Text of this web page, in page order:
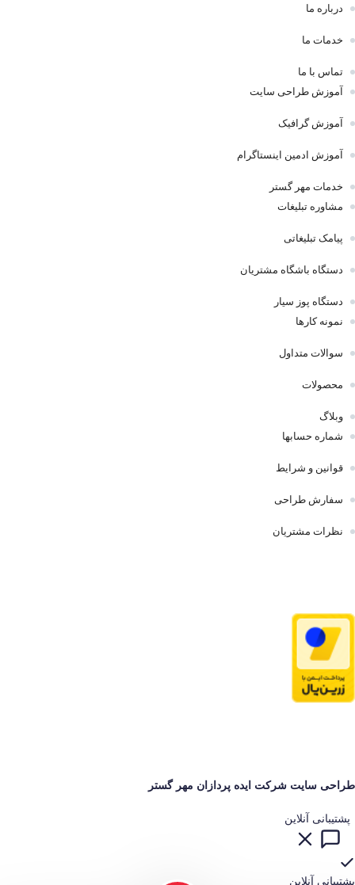
درباره ما
خدمات ما
تماس با ما
آموزش طراحی سایت
آموزش گرافیک
آموزش ادمین اینستاگرام
خدمات مهر گستر
مشاوره تبلیغات
پیامک تبلیغاتی
دستگاه باشگاه مشتریان
دستگاه پوز سیار
نمونه کارها
سوالات متداول
محصولات
وبلاگ
شماره حسابها
قوانین و شرایط
سفارش طراحی
نظرات مشتریان
طراحی سایت شرکت ایده پردازان مهر گستر
پشتیبانی آنلاین
پشتیبانی آنلاین